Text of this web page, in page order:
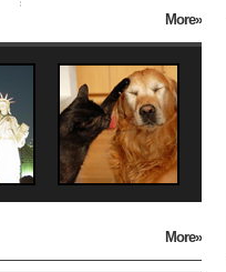
More»
More»